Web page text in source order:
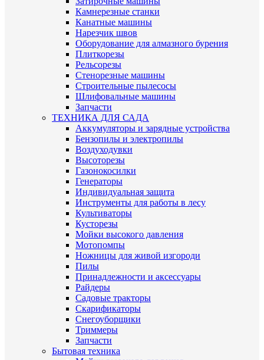
Камнерезные станки
Канатные машины
Нарезчик швов
Оборудование для алмазного бурения
Плиткорезы
Рельсорезы
Стенорезные машины
Строительные пылесосы
Шлифовальные машины
Запчасти
ТЕХНИКА ДЛЯ САДА
Аккумуляторы и зарядные устройства
Бензопилы и электропилы
Воздуходувки
Высоторезы
Газонокосилки
Генераторы
Индивидуальная защита
Инструменты для работы в лесу
Культиваторы
Кусторезы
Мойки высокого давления
Мотопомпы
Ножницы для живой изгороди
Пилы
Принадлежности и аксессуары
Райдеры
Садовые тракторы
Скарификаторы
Снегоуборщики
Триммеры
Запчасти
Бытовая техника